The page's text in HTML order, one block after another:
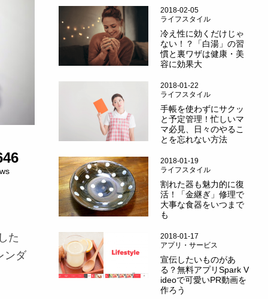
た
ンダ
2018-02-05
ライフスタイル
冷え性に効くだけじゃ
ない！？「白湯」の習
慣と裏ワザは健康・美
容に効果大
2018-01-22
ライフスタイル
手帳を使わずにサクッ
と予定管理！忙しいマ
マ必見、日々のやるこ
とを忘れない方法
2018-01-19
ライフスタイル
割れた器も魅力的に復
活！「金継ぎ」修理で
大事な食器をいつまで
も
2018-01-17
アプリ・サービス
宣伝したいものがあ
る？無料アプリSpark V
ideoで可愛いPR動画を
作ろう